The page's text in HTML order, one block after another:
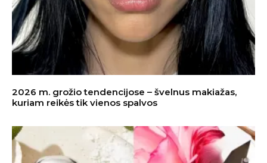
2026 m. grožio tendencijose – švelnus makiažas,
kuriam reikės tik vienos spalvos